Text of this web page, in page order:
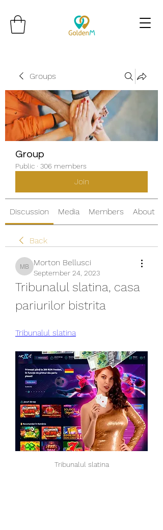
Groups
Group
Public · 306 members
Join
Discussion Media Members About
Back
Morton Bellusci
Morton Bellusci
September 24, 2023
Tribunalul slatina, casa
pariurilor bistrita
Tribunalul slatina
Tribunalul slatina